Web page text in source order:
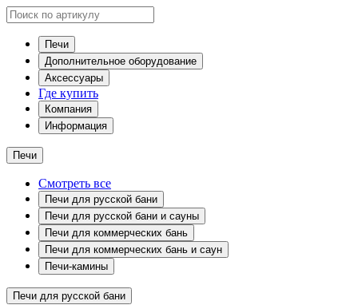
Печи
Дополнительное оборудование
Аксессуары
Где купить
Компания
Информация
Печи
Смотреть все
Печи для русской бани
Печи для русской бани и сауны
Печи для коммерческих бань
Печи для коммерческих бань и саун
Печи-камины
Печи для русской бани